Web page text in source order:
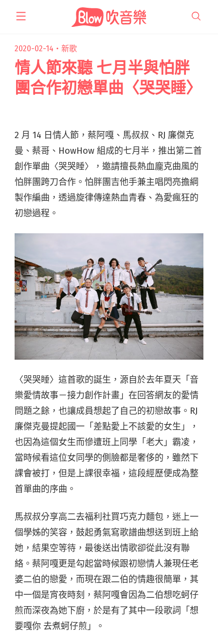
2020-02-14・ 新歌
情人節來聽 七月半與怕胖
團合作初戀單曲〈哭哭睡〉
2 月 14 日情人節，蔡阿嘎、馬叔叔、RJ 廉傑克
曼、蔡哥、HowHow 組成的七月半，推出第二首
創作單曲〈哭哭睡〉，邀請擅長熱血龐克曲風的
怕胖團跨刀合作。怕胖團吉他手兼主唱閃亮擔綱
製作編曲，透過旋律傳達熱血青春、為愛瘋狂的
初戀過程。
〈哭哭睡〉這首歌的誕生，源自於去年夏天「音
樂愛情故事－接力創作計畫」在回答網友的愛情
問題之餘，也讓成員想起了自己的初戀故事。RJ
廉傑克曼提起國一「差點愛上不該愛的女生」，
也因為這個女生而慘遭班上同學「老大」霸凌，
當時候看這位女同學的側臉都是奢侈的，雖然下
課會被打，但是上課很幸福，這段經歷便成為整
首單曲的序曲。
馬叔叔分享高二去福利社買巧克力麵包，迷上一
個學姊的笑容，鼓起勇氣寫歌譜曲想送到班上給
她，結果空等待，最後送出情歌卻從此沒有聯
絡。蔡阿嘎更是勾起當時候跟初戀情人兼現任老
婆二伯的戀愛，而現在跟二伯的情趣很簡單，其
中一個是宵夜時刻，蔡阿嘎會因為二伯想吃蚵仔
煎而深夜為她下廚，於是有了其中一段歌詞「想
要嘎你 去煮蚵仔煎」。